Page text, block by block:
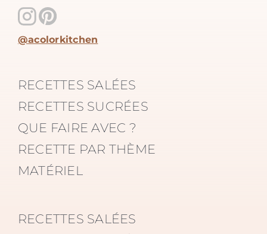
@acolorkitchen
RECETTES SALÉES
RECETTES SUCRÉES
QUE FAIRE AVEC ?
RECETTE PAR THÈME
MATÉRIEL
RECETTES SALÉES